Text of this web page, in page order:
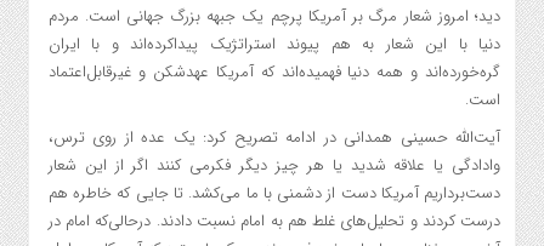
دید؛ امروز شعار مرگ بر آمریکا پرچم یک جبهه بزرگ جهانی است. مردم
دنیا با این شعار به هم پیوند استراتژیک پیداکرده‌اند و با ایران
گره‌خورده‌اند و همه دنیا فهمیده‌اند که آمریکا عهدشکن و غیرقابل‌اعتماد
است.
آیت‌الله حسینی همدانی در ادامه تصریح کرد: یک عده از روی ترس،
وادادگی یا علاقه شدید یا هر چیز دیگر فکرمی کنند اگر از این شعار
دست‌برداریم آمریکا دست از دشمنی با ما می‌کشد. تا جایی که خاطره هم
درست کردند و تحلیل‌های غلط هم به امام نسبت دادند. درحالی‌که امام در